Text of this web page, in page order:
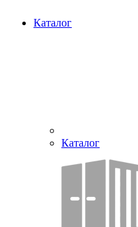
Каталог
Каталог